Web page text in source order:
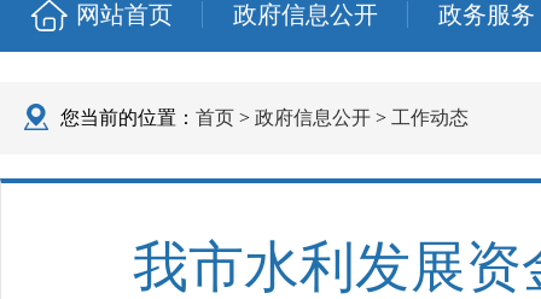
网站首页 政府信息公开 政务服务
您当前的位置： 首页 > 政府信息公开 > 工作动态
我市水利发展